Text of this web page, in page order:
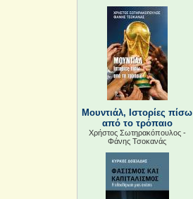
Μουντιάλ, Ιστορίες πίσω
από το τρόπαιο
Χρήστος Σωτηρακόπουλος -
Φάνης Τσοκανάς